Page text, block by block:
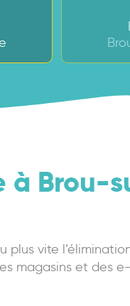
à Brou-
plus vite
magasins et des e-